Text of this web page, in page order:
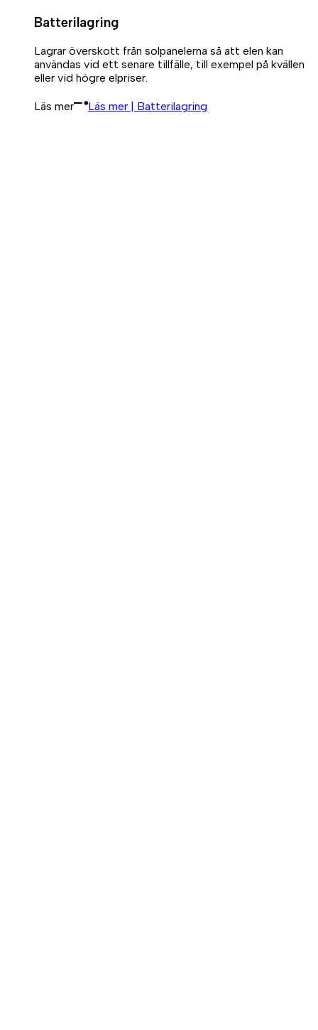
Batterilagring
Lagrar överskott från solpanelerna så att elen kan
användas vid ett senare tillfälle, till exempel på kvällen
eller vid högre elpriser.
Läs mer Läs mer | Batterilagring